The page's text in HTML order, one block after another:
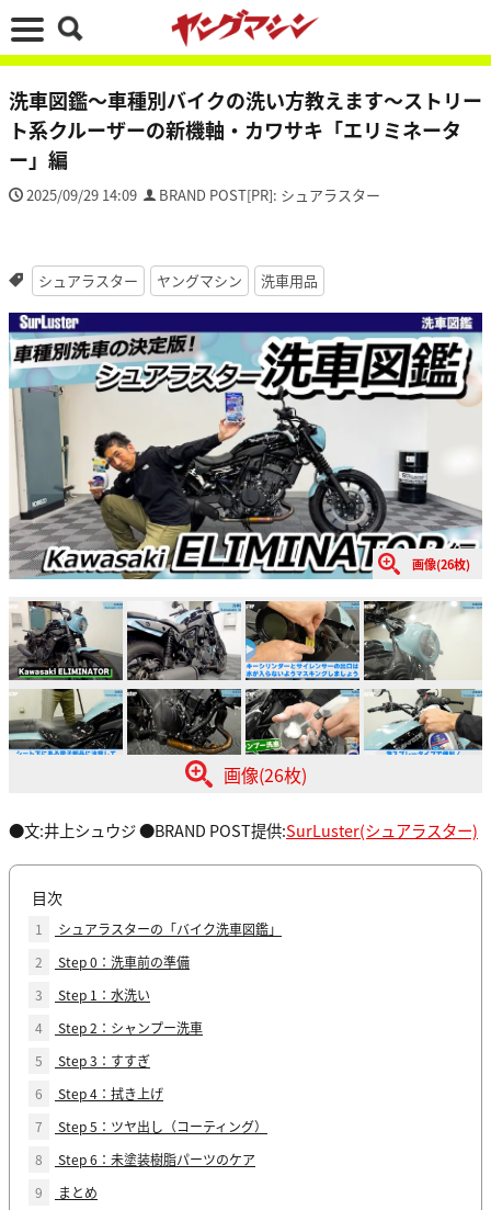
洗車図鑑～車種別バイクの洗い方教えます～ストリー
ト系クルーザーの新機軸・カワサキ「エリミネータ
ー」編
2025/09/29 14:09 BRAND POST[PR]: シュアラスター
シュアラスター ヤングマシン 洗車用品
画像(26枚)
画像(26枚)
●文:井上シュウジ ●BRAND POST提供:SurLuster(シュアラスター)
目次
1
シュアラスターの「バイク洗車図鑑」
2
Step 0：洗車前の準備
3
Step 1：水洗い
4
Step 2：シャンプー洗車
5
Step 3：すすぎ
6
Step 4：拭き上げ
7
Step 5：ツヤ出し（コーティング）
8
Step 6：未塗装樹脂パーツのケア
9
まとめ